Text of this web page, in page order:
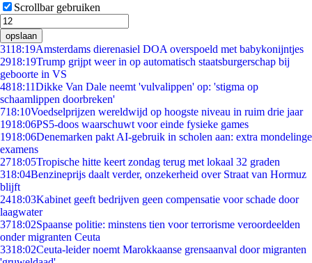
Scrollbar gebruiken
opslaan
3118:19Amsterdams dierenasiel DOA overspoeld met babykonijntjes
2918:19Trump grijpt weer in op automatisch staatsburgerschap bij
geboorte in VS
4818:11Dikke Van Dale neemt 'vulvalippen' op: 'stigma op
schaamlippen doorbreken'
718:10Voedselprijzen wereldwijd op hoogste niveau in ruim drie jaar
1918:06PS5-doos waarschuwt voor einde fysieke games
1918:06Denemarken pakt AI-gebruik in scholen aan: extra mondelinge
examens
2718:05Tropische hitte keert zondag terug met lokaal 32 graden
318:04Benzineprijs daalt verder, onzekerheid over Straat van Hormuz
blijft
2418:03Kabinet geeft bedrijven geen compensatie voor schade door
laagwater
3718:02Spaanse politie: minstens tien voor terrorisme veroordeelden
onder migranten Ceuta
3318:02Ceuta-leider noemt Marokkaanse grensaanval door migranten